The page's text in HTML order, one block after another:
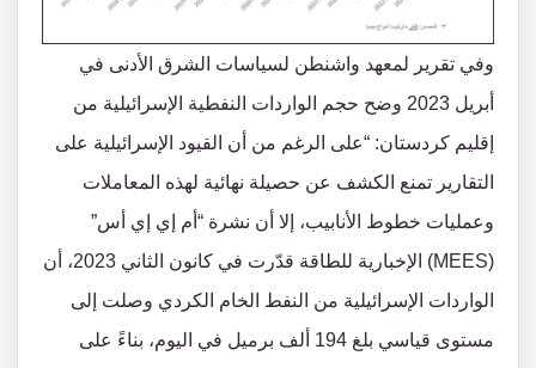
وفي تقرير لمعهد واشنطن لسياسات الشرق الأدنى في
أبريل 2023 وضح حجم الواردات النفطية الإسرائيلية من
إقليم كردستان: “على الرغم من أن القيود الإسرائيلية على
التقارير تمنع الكشف عن حصيلة نهائية لهذه المعاملات
وعمليات خطوط الأنابيب، إلا أن نشرة “أم إي إي أس”
(MEES) الإخبارية للطاقة قدّرت في كانون الثاني 2023، أن
الواردات الإسرائيلية من النفط الخام الكردي وصلت إلى
مستوى قياسي بلغ 194 ألف برميل في اليوم، بناءً على